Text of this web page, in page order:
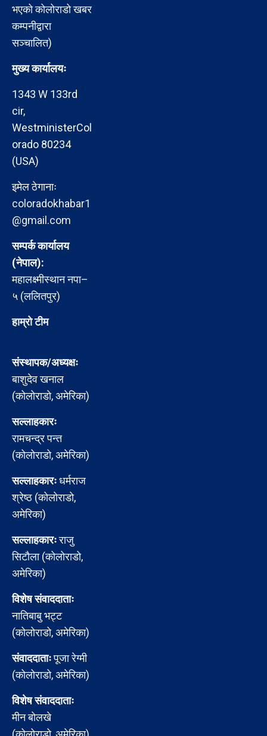
भएको कोलोराडो खबर
कम्पनीद्वारा
सञ्चालित)
मुख्य कार्यालयः
1343 W 133rd
cir,
WestministerCol
orado 80234
(USA)
इमेल ठेगानाः
coloradokhabar1
@gmail.com
सम्पर्क कार्यालय
(नेपाल):
महालक्ष्मीस्थान नपा–
५ (ललितपुर)
हाम्रो टीम
संस्थापक/अध्यक्षः
बाशुदेव खनाल
(कोलोराडो, अमेरिका)
सल्लाहकारः
रामचन्द्र पन्त
(कोलोराडो, अमेरिका)
सल्लाहकारःधर्मराज
श्रेष्ठ (कोलोराडो,
अमेरिका)
सल्लाहकारःराजु
सिटौला (कोलोराडो,
अमेरिका)
विशेष संवाददाताः
नातिबाबु भट्ट
(कोलोराडो, अमेरिका)
संवाददाताःपूजा रेग्मी
(कोलोराडो, अमेरिका)
विशेष संवाददाताः
मीन बोलखे